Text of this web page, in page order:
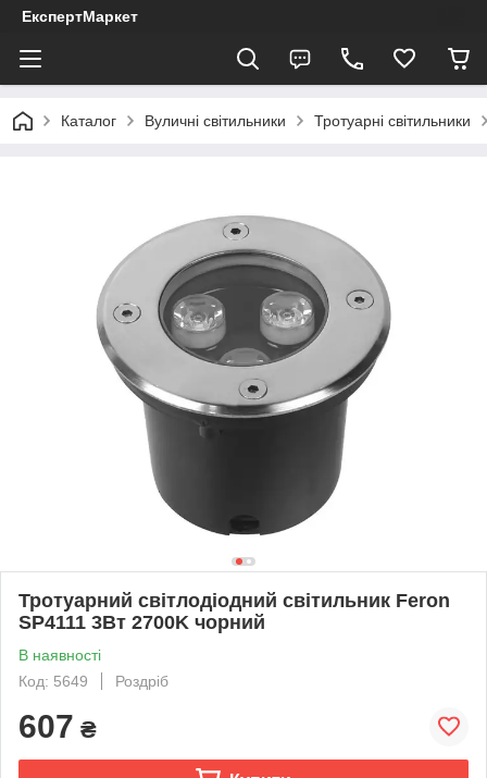
ЕкспертМаркет
Каталог Вуличні світильники Тротуарні світильники
Тротуарний світлодіодний світильник Feron
SP4111 3Вт 2700K чорний
В наявності
Код: 5649
Роздріб
607 ₴